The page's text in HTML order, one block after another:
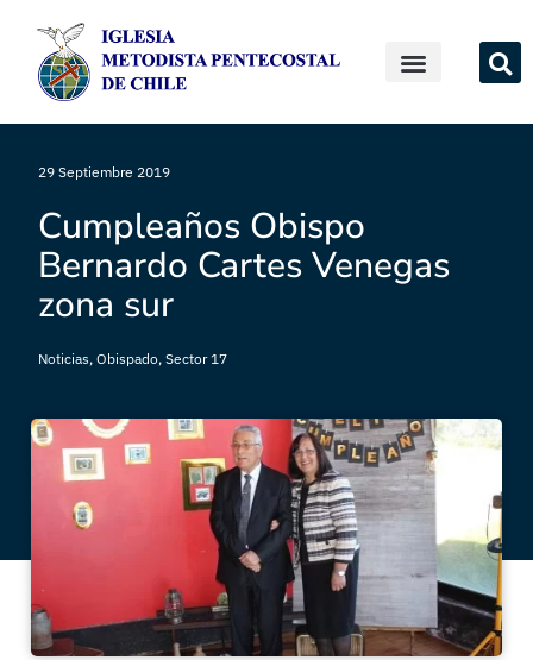
29 Septiembre 2019
Cumpleaños Obispo
Bernardo Cartes Venegas
zona sur
Noticias, Obispado, Sector 17